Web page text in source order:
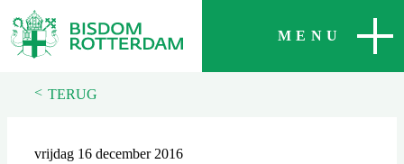
MENU
SLUITEN
< TERUG
vrijdag 16 december 2016